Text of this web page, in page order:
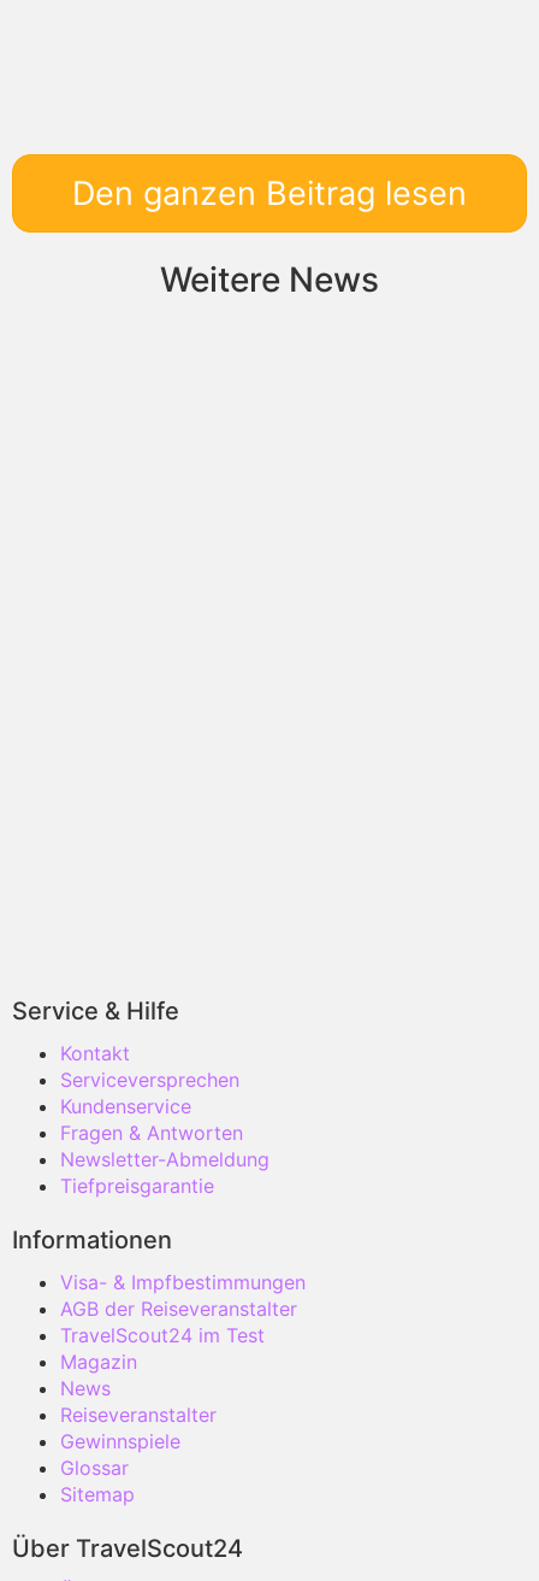
Den ganzen Beitrag lesen
Weitere News
Service & Hilfe
Kontakt
Serviceversprechen
Kundenservice
Fragen & Antworten
Newsletter-Abmeldung
Tiefpreisgarantie
Informationen
Visa- & Impfbestimmungen
AGB der Reiseveranstalter
TravelScout24 im Test
Magazin
News
Reiseveranstalter
Gewinnspiele
Glossar
Sitemap
Über TravelScout24